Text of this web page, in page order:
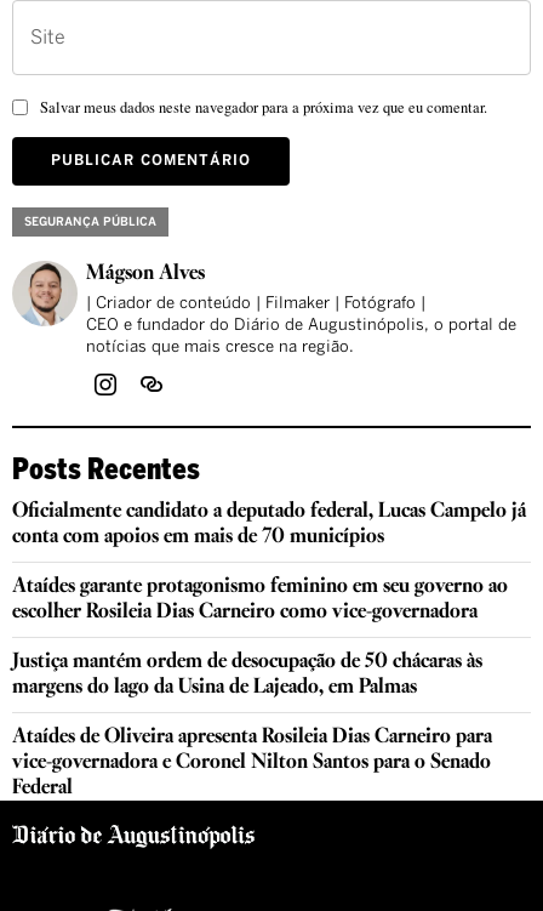
Salvar meus dados neste navegador para a próxima vez que eu comentar.
SEGURANÇA PÚBLICA
Mágson Alves
| Criador de conteúdo | Filmaker | Fotógrafo |
CEO e fundador do Diário de Augustinópolis, o portal de
notícias que mais cresce na região.
Posts Recentes
Oficialmente candidato a deputado federal, Lucas Campelo já
conta com apoios em mais de 70 municípios
Ataídes garante protagonismo feminino em seu governo ao
escolher Rosileia Dias Carneiro como vice-governadora
Justiça mantém ordem de desocupação de 50 chácaras às
margens do lago da Usina de Lajeado, em Palmas
Ataídes de Oliveira apresenta Rosileia Dias Carneiro para
vice-governadora e Coronel Nilton Santos para o Senado
Federal